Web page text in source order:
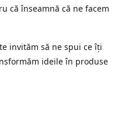
că înseamnă că ne facem
invităm să ne spui ce îți
ideile în produse